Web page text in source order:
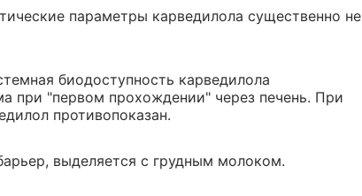
параметры карведилола существенно не
биодоступность карведилола
при "первом прохождении" через печень. При
противопоказан.
выделяется с грудным молоком.